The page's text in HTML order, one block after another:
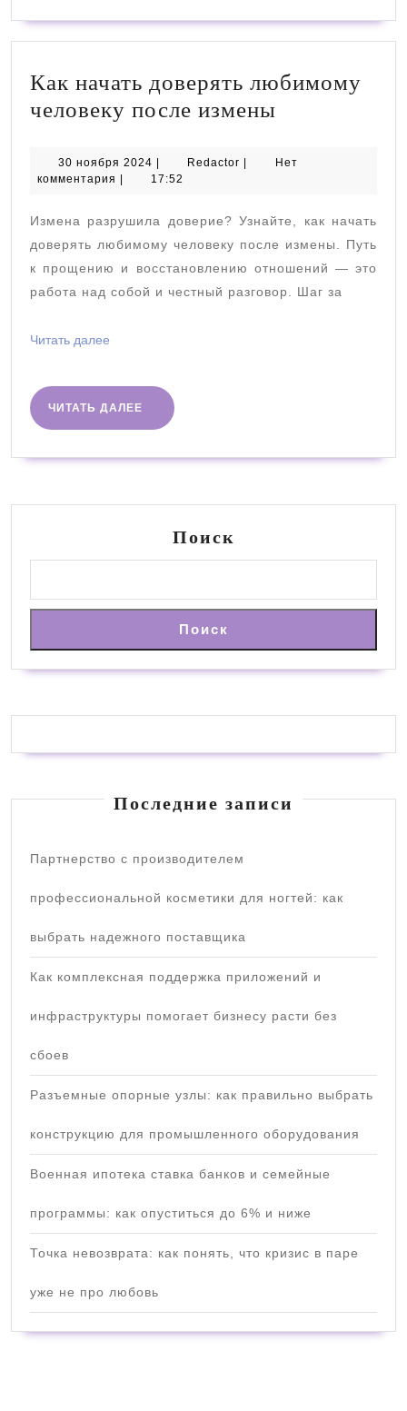
Как начать доверять любимому
человеку после измены
доверять
человеку
после
измены
30 ноября 2024 30
ноября
| Redactor Redactor
|
Нет
комментария | 17:52
Измена разрушила доверие? Узнайте, как начать
доверять любимому человеку после измены. Путь
к прощению и восстановлению отношений — это
работа над собой и честный разговор. Шаг за
Читать далее
ЧИТАТЬ ДАЛЕЕ
ЧИТАТЬ
ДАЛЕЕ
Поиск
Поиск
Последние записи
Партнерство с производителем
профессиональной косметики для ногтей: как
выбрать надежного поставщика
Как комплексная поддержка приложений и
инфраструктуры помогает бизнесу расти без
сбоев
Разъемные опорные узлы: как правильно выбрать
конструкцию для промышленного оборудования
Военная ипотека ставка банков и семейные
программы: как опуститься до 6% и ниже
Точка невозврата: как понять, что кризис в паре
уже не про любовь